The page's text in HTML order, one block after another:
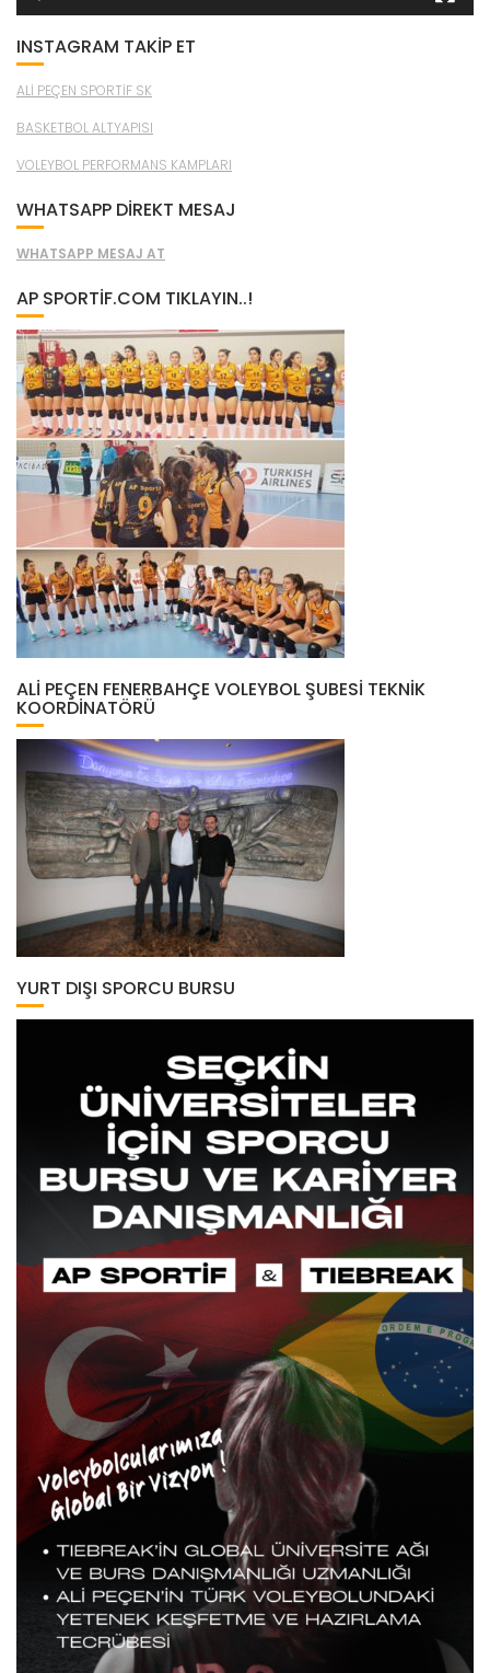
INSTAGRAM TAKİP ET
ALİ PEÇEN SPORTİF SK
BASKETBOL ALTYAPISI
VOLEYBOL PERFORMANS KAMPLARI
WHATSAPP DİREKT MESAJ
WHATSAPP MESAJ AT
AP SPORTIF.COM TIKLAYIN..!
ALI PEÇEN FENERBAHÇE VOLEYBOL ŞUBESI TEKNIK
KOORDINATÖRÜ
YURT DIŞI SPORCU BURSU